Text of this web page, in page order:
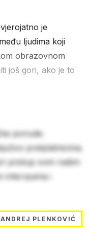
je
ljudima koji
obrazovnom
još gori, ako je to
ponude.
pretplatnicima.
pristup svim našim
intervjuima i
ANDREJ PLENKOVIĆ